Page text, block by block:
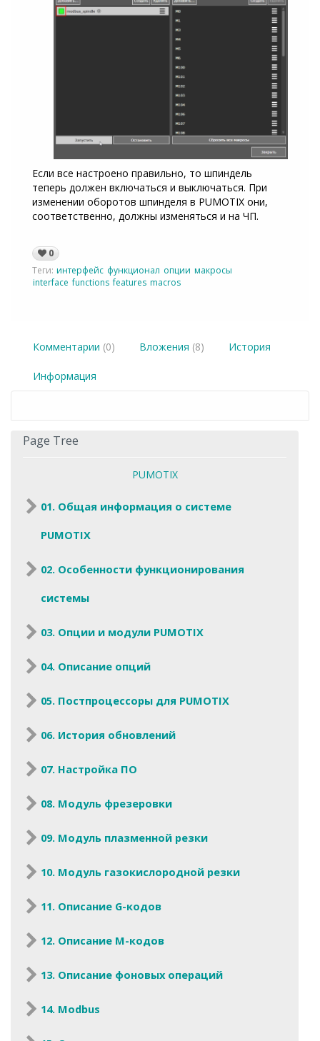
Если все настроено правильно, то шпиндель
теперь должен включаться и выключаться. При
изменении оборотов шпинделя в PUMOTIX они,
соответственно, должны изменяться и на ЧП.
0
Теги: интерфейс функционал опции макросы
interface functions features macros
Комментарии (0) Вложения (8) История
Информация
Page Tree
PUMOTIX
01. Общая информация о системе
PUMOTIX
02. Особенности функционирования
системы
03. Опции и модули PUMOTIX
04. Описание опций
05. Постпроцессоры для PUMOTIX
06. История обновлений
07. Настройка ПО
08. Модуль фрезеровки
09. Модуль плазменной резки
10. Модуль газокислородной резки
11. Описание G-кодов
12. Описание M-кодов
13. Описание фоновых операций
14. Modbus